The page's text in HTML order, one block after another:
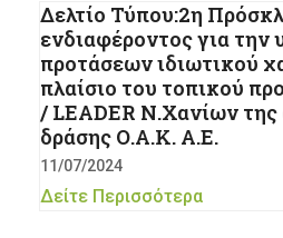
Δελτίο Τύπου:2η
ενδιαφέροντος για την
προτάσεων ιδιωτικού
πλαίσιο του τοπικού
/ LEADER Ν.Χανίων της
δράσης Ο.Α.Κ. Α.Ε.
11/07/2024
Δείτε Περισσότερα